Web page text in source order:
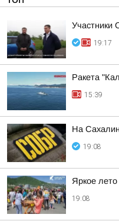
Участники
19:17
Ракета
15:39
На
19:08
Яркое
19:08